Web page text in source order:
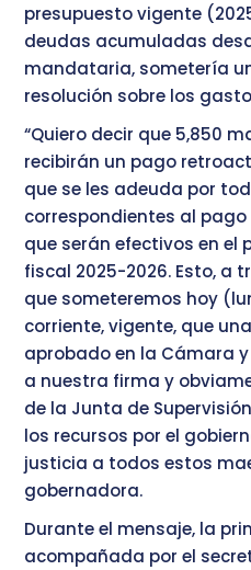
presupuesto vigente
deudas acumuladas
mandataria, sometería
resolución sobre los
“Quiero decir que 5,850
recibirán un pago
que se les adeuda por
correspondientes al
que serán efectivos en el
fiscal 2025-2026. Esto, a
que someteremos hoy
corriente, vigente, que
aprobado en la Cámara
a nuestra firma y
de la Junta de
los recursos por el
justicia a todos estos
gobernadora.
Durante el mensaje, la
acompañada por el